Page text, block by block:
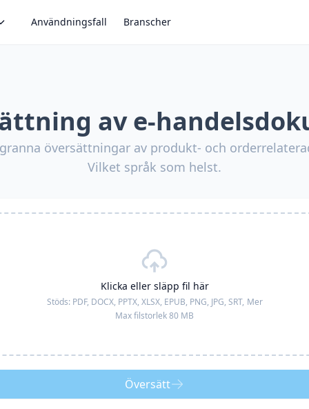
Användningsfall Branscher
av e-
översättningar av produkt- och
Vilket språk som helst.
Klicka eller släpp fil här
Stöds: PDF, DOCX, PPTX, XLSX, EPUB, PNG, JPG, SRT, Mer
Max filstorlek 80 MB
Översätt